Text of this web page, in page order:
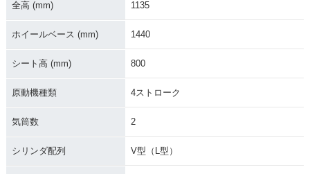
全高 (mm) 1135
ホイールベース (mm) 1440
シート高 (mm) 800
原動機種類 4ストローク
気筒数 2
シリンダ配列 V型（L型）